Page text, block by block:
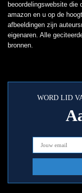
beoordelingswebsite
amazon en u op de
afbeeldingen zijn
eigenaren. Alle
bronnen.
WORD LID